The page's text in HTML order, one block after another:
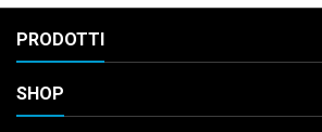
PRODOTTI
SHOP